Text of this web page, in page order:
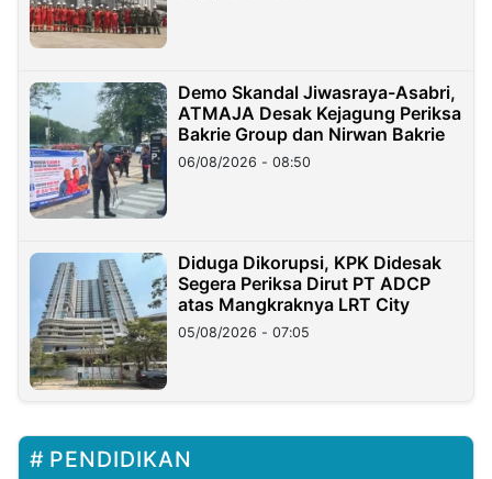
Demo Skandal Jiwasraya-Asabri,
ATMAJA Desak Kejagung Periksa
Bakrie Group dan Nirwan Bakrie
06/08/2026 - 08:50
Diduga Dikorupsi, KPK Didesak
Segera Periksa Dirut PT ADCP
atas Mangkraknya LRT City
05/08/2026 - 07:05
PENDIDIKAN